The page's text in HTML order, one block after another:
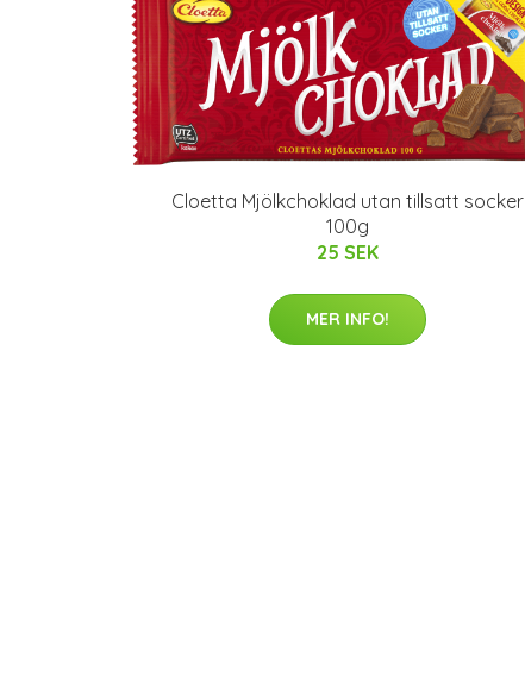
Cloetta Mjölkchoklad utan tillsatt socker
100g
25 SEK
MER INFO!